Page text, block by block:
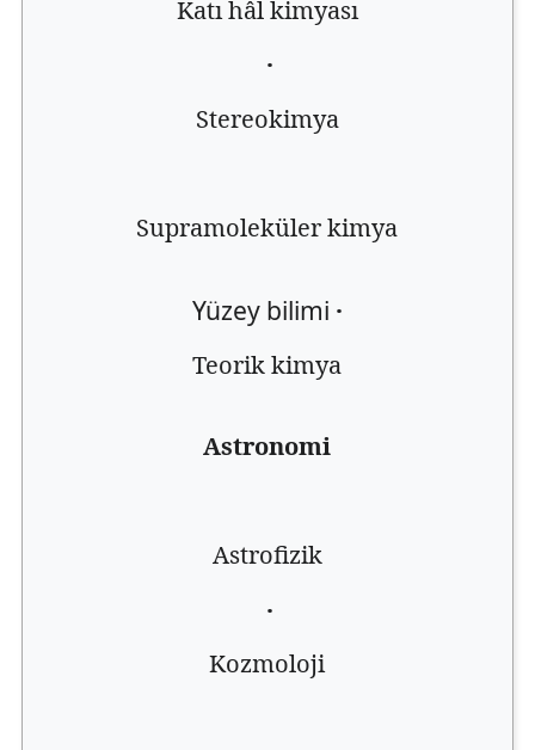
Katı hâl kimyası
·
Stereokimya
Supramoleküler kimya
Yüzey bilimi ·
Teorik kimya
Astronomi
Astrofizik
·
Kozmoloji